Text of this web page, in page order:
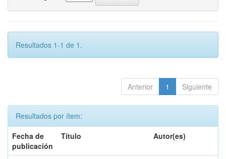
Resultados 1-1 de 1.
Anterior 1 Siguiente
Resultados por ítem:
Fecha de
publicación
Título Autor(es)